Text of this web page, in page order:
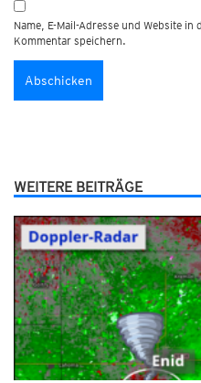
Name, E-Mail-Adresse und Website
Kommentar speichern.
WEITERE BEITRÄGE